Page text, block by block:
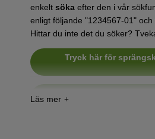
enkelt söka efter den i vår
enligt följande "1234567-01"
Hittar du inte det du söker?
Tryck här för